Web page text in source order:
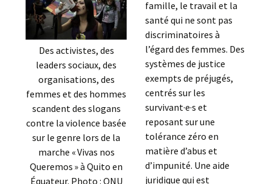
Des activistes, des
leaders sociaux, des
organisations, des
femmes et des hommes
scandent des slogans
contre la violence basée
sur le genre lors de la
marche « Vivas nos
Queremos » à Quito en
Équateur. Photo : ONU
famille, le travail et la
santé qui ne sont pas
discriminatoires à
l’égard des femmes. Des
systèmes de justice
exempts de préjugés,
centrés sur les
survivant·e·s et
reposant sur une
tolérance zéro en
matière d’abus et
d’impunité. Une aide
juridique qui est